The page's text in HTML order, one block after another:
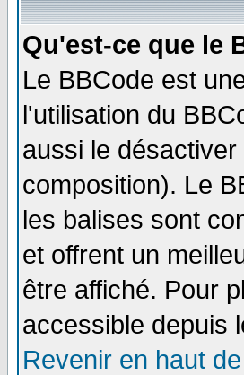
Qu'est-ce que le
Le BBCode est
l'utilisation du
aussi le
composition). Le
les balises sont
et offrent un
être affiché. Pour
accessible depuis
Revenir en haut